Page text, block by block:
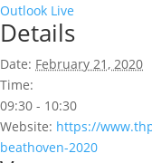
Outlook Live
Details
Date: February 21, 2020
Time:
09:30 - 10:30
Website: https://
beathoven-2020